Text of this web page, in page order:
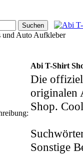
Auto Aufkleber
Abi T-Shirt
Die
originalen
Shop.
Sonstige